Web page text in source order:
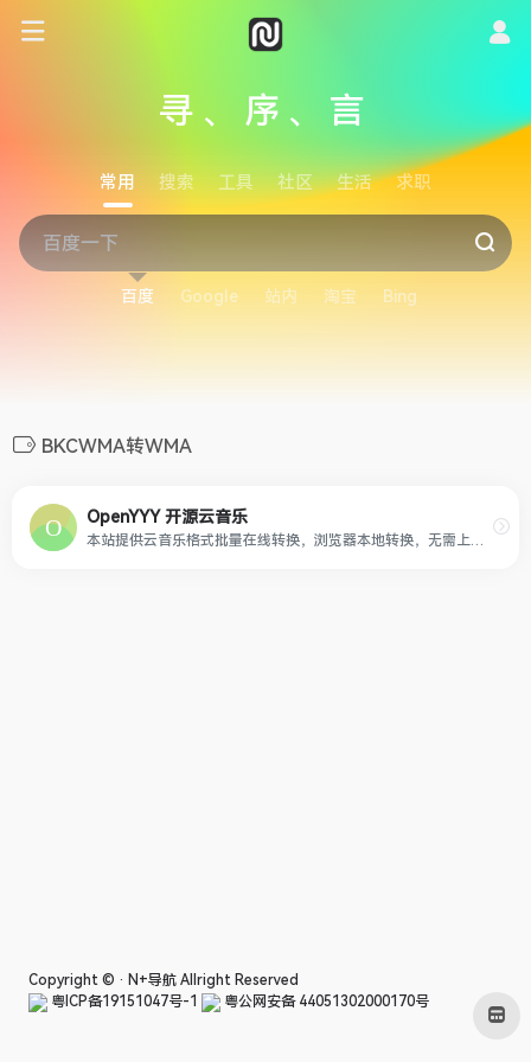
寻、序、言
常用 搜索 工具 社区 生活 求职
百度 Google 站内 淘宝 Bing
BKCWMA转WMA
OpenYYY 开源云音乐
Copyright © · N+导航 Allright Reserved
粤ICP备19151047号-1
粤公网安备 44051302000170号